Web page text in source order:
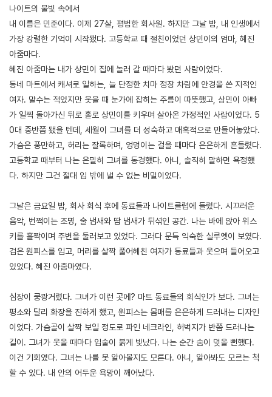
나이트의 불빛 속에서
내 이름은 민준이다. 이제 27살, 평범한 회사원. 하지만 그날 밤, 내 인생에서
가장 강렬한 기억이 시작됐다. 고등학교 때 절친이었던 상민이의 엄마, 혜진
아줌마다.
혜진 아줌마는 내가 상민이 집에 놀러 갈 때마다 봤던 사람이었다.
동네 마트에서 캐셔로 일하는, 늘 단정한 치마 정장 차림에 안경을 쓴 지적인
여자. 말수는 적었지만 웃을 때 눈가에 잡히는 주름이 따뜻했고, 상민이 아빠
가 일찍 돌아가신 뒤로 홀로 상민이를 키우며 살아온 가정적인 사람이었다. 5
0대 중반쯤 됐을 텐데, 세월이 그녀를 더 성숙하고 매혹적으로 만들어놓았다.
가슴은 풍만하고, 허리는 잘록하며, 엉덩이는 걸을 때마다 은은하게 흔들렸다.
고등학교 때부터 나는 은밀히 그녀를 동경했다. 아니, 솔직히 말하면 욕정했
다. 하지만 그건 절대 입 밖에 낼 수 없는 비밀이었다.
그날은 금요일 밤, 회사 회식 후에 동료들과 나이트클럽에 들렀다. 시끄러운
음악, 번쩍이는 조명, 술 냄새와 땀 냄새가 뒤섞인 공간. 나는 바에 앉아 위스
키를 홀짝이며 주변을 둘러보고 있었다. 그러다 문득 익숙한 실루엣이 보였다.
검은 원피스를 입고, 머리를 살짝 풀어헤친 여자가 동료들과 웃으며 들어오고
있었다. 혜진 아줌마였다.
심장이 쿵쾅거렸다. 그녀가 이런 곳에? 마트 동료들의 회식인가 보다. 그녀는
평소와 달리 화장을 진하게 했고, 원피스는 몸매를 은은하게 드러내는 디자인
이었다. 가슴골이 살짝 보일 정도로 파인 네크라인, 허벅지가 반쯤 드러나는
길이. 그녀가 웃을 때마다 입술이 붉게 빛났다. 나는 순간 숨이 멎을 뻔했다.
이건 기회였다. 그녀는 나를 못 알아볼지도 모른다. 아니, 알아봐도 모르는 척
할 수 있다. 내 안의 어두운 욕망이 깨어났다.